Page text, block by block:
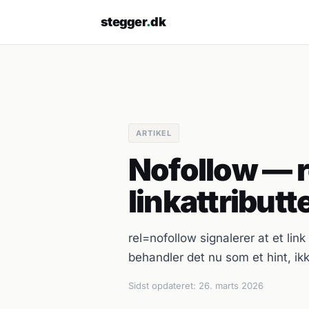
stegger.dk
ARTIKEL
Nofollow —
rel=nofollow signalerer at et
behandler det nu som et hint,
Sidst opdateret: 26. marts 2026